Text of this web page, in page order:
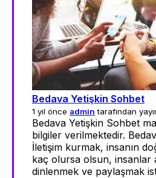
Bedava Yetişkin Sohbet
1 yıl önce admin tarafından
Bedava Yetişkin Sohbet
bilgiler verilmektedir.
İletişim kurmak, insanın
kaç olursa olsun, insanlar
dinlenmek ve paylaşmak